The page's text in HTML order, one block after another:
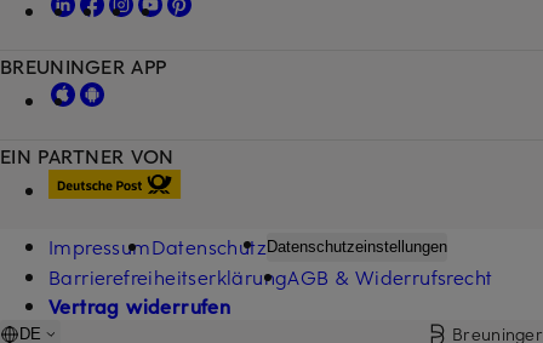
EIN PARTNER VON
BREUNINGER APP
ImpressumDatenschutz Datenschutzeinstellungen
BarrierefreiheitserklärungAGB & Widerrufsrecht
Vertrag widerrufen
DE Breuninger